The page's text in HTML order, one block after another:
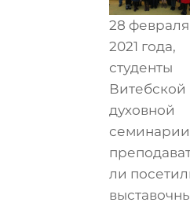
28 февраля
2021 года,
студенты
Витебской
духовной
ли